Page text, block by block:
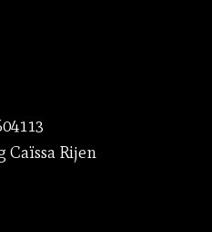
Caïssa Rijen